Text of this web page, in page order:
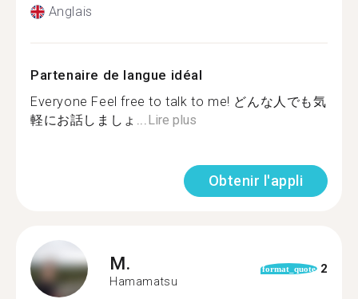
Anglais
Partenaire de langue idéal
Everyone Feel free to talk to me! どんな人でも気
軽にお話しましょ...Lire plus
Obtenir l'appli
M.
Hamamatsu
format_quote 2